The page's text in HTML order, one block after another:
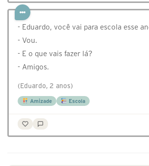
- Eduardo, você vai para escola esse
- Vou.
- E o que vais fazer lá?
- Amigos.
(Eduardo, 2 anos)
Amizade Escola